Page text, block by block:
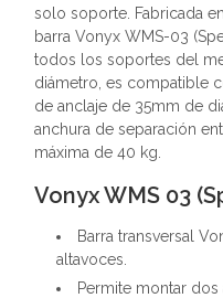
solo soporte. Fabricada
barra Vonyx WMS-03
todos los soportes del
diámetro, es compatible
de anclaje de 35mm de
anchura de separación
máxima de 40 kg.
Vonyx WMS 03
Barra transversal
altavoces.
Permite montar